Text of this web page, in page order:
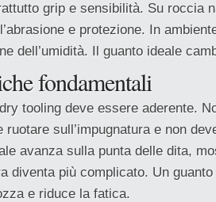
grip e sensibilità. Su roccia
e protezione. In
dell’umidità. Il guanto ideale
fondamentali
tooling deve essere aderente.
ruotare sull’impugnatura e non
avanza sulla punta delle dita,
diventa più complicato. Un
e riduce la fatica.